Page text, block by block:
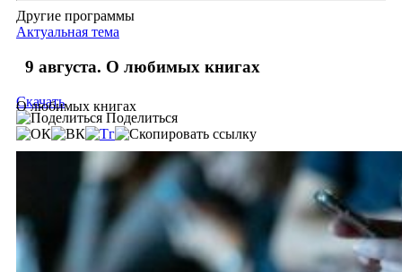
Другие программы
Актуальная тема
9 августа. О любимых книгах
О любимых книгах
Скачать
Поделиться